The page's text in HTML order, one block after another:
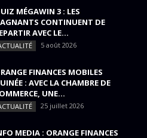
MÉGAWIN 3 : LES
CONTINUENT DE
AVEC LE...
5 août 2026
FINANCES MOBILES
: AVEC LA CHAMBRE DE
UNE...
25 juillet 2026
MEDIA : ORANGE FINANCES